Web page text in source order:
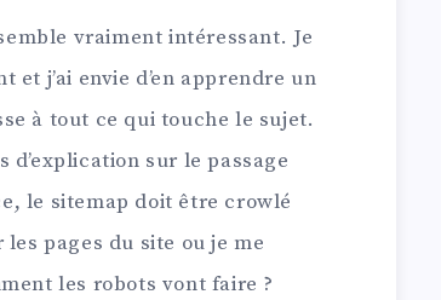
vraiment intéressant. Je
j’ai envie d’en apprendre un
à tout ce qui touche le sujet.
d’explication sur le passage
le sitemap doit être crowlé
pages du site ou je me
les robots vont faire ?